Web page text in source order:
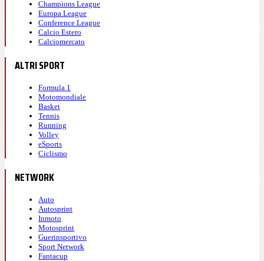
Champions League
Europa League
Conference League
Calcio Estero
Calciomercato
ALTRI SPORT
Formula 1
Motomondiale
Basket
Tennis
Running
Volley
eSports
Ciclismo
NETWORK
Auto
Autosprint
Inmoto
Motosprint
Guerinsportivo
Sport Network
Fantacup